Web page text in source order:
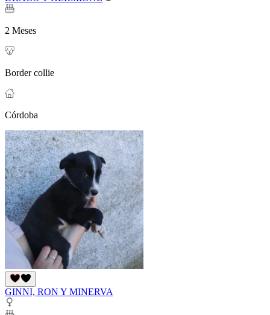
2 Meses
Border collie
Córdoba
GINNI, RON Y MINERVA